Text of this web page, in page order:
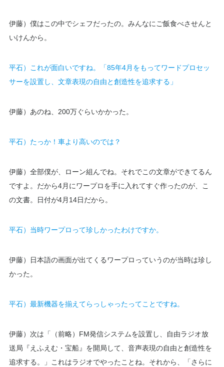
伊藤）僕はこの中でシェフだったの。みんなにご飯食べさせんと
いけんから。
平石）これが面白いですね。「85年4月をもってワードプロセッ
サーを設置し、文章表現の自由と創造性を追求する」
伊藤）あのね、200万ぐらいかかった。
平石）たっか！車より高いのでは？
伊藤）全部僕が、ローン組んでね。それでこの文章ができてるん
ですよ。だから4月にワープロを手に入れてすぐ作ったのが、こ
の文書。日付が4月14日だから。
平石）当時ワープロって珍しかったわけですか。
伊藤）日本語の画面が出てくるワープロっていうのが当時は珍し
かった。
平石）最新機器を揃えてらっしゃったってことですね。
伊藤）次は「（前略）FM発信システムを設置し、自由ラジオ放
送局『えふえむ・宝船』を開局して、音声表現の自由と創造性を
追求する。」これはラジオでやったことね。それから、「さらに